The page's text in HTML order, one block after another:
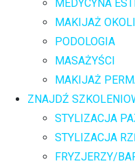
MEDYCYNA
MAKIJAŻ
PODOLOGIA
MASAŻYŚCI
MAKIJAŻ
ZNAJDŹ
STYLIZACJA
STYLIZACJA
FRYZJERZY/